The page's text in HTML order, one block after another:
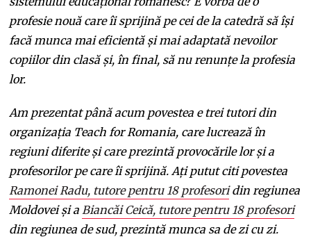
profesie nouă care îi sprijină pe cei de la catedră să își
facă munca mai eficientă și mai adaptată nevoilor
copiilor din clasă și, în final, să nu renunțe la profesia
lor.
Am prezentat până acum povestea e trei tutori din
organizația Teach for Romania, care lucrează în
regiuni diferite și care prezintă provocările lor și a
profesorilor pe care îi sprijină. Ați putut citi povestea
Ramonei Radu, tutore pentru 18 profesoridin regiunea
Moldovei și aBiancăi Ceică, tutore pentru 18 profesori
din regiunea de sud, prezintă munca sa de zi cu zi.